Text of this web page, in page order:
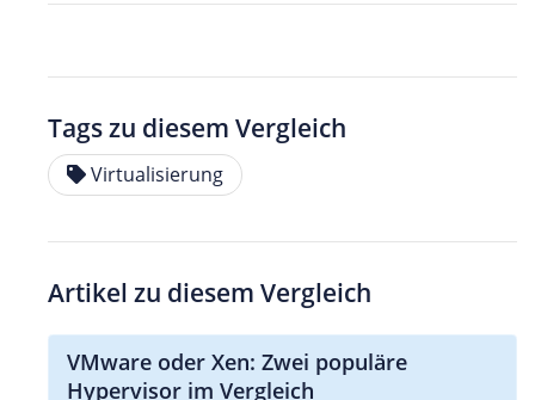
Tags zu diesem Vergleich
Virtualisierung
Artikel zu diesem Vergleich
VMware oder Xen: Zwei populäre
Hypervisor im Vergleich